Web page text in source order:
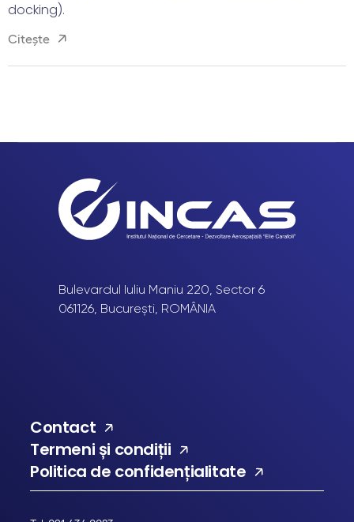
docking).
Citește
Contact
Termeni și condiții
Politica de confidențialitate
Bulevardul Iuliu Maniu 220, Sector 6
061126, București, ROMÂNIA